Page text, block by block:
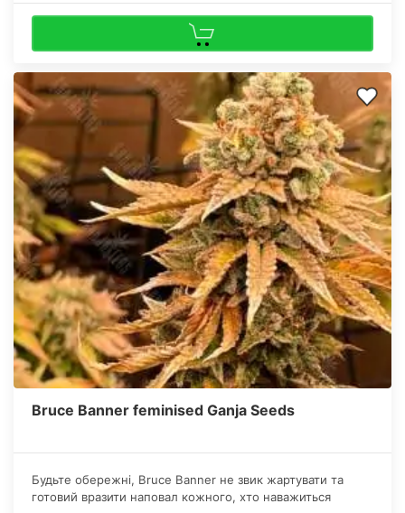
Bruce Banner feminised Ganja Seeds
Будьте обережні, Bruce Banner не звик жартувати та
готовий вразити наповал кожного, хто наважиться